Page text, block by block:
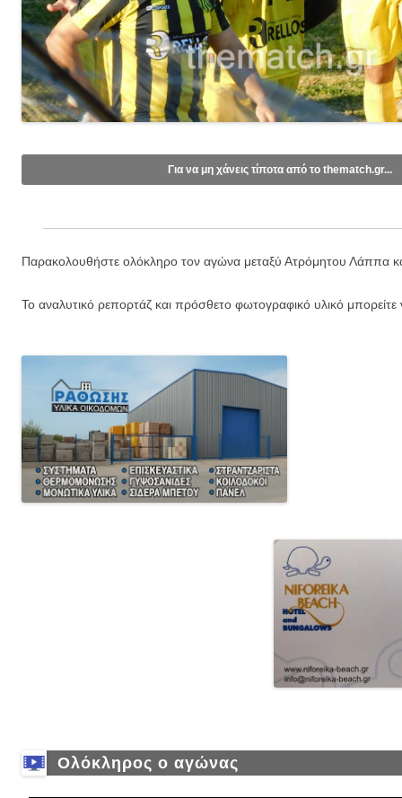
Για να μη χάνεις τίποτα από το thematch.gr...
Εγγραφείτε στο κανάλι μας στοYoutube.
Παρακολουθήστε ολόκληρο τον αγώνα μεταξύ Ατρόμητου Λάππα
Το αναλυτικό ρεπορτάζ και πρόσθετο φωτογραφικό υλικό μπορείτε
Ολόκληρος ο αγώνας